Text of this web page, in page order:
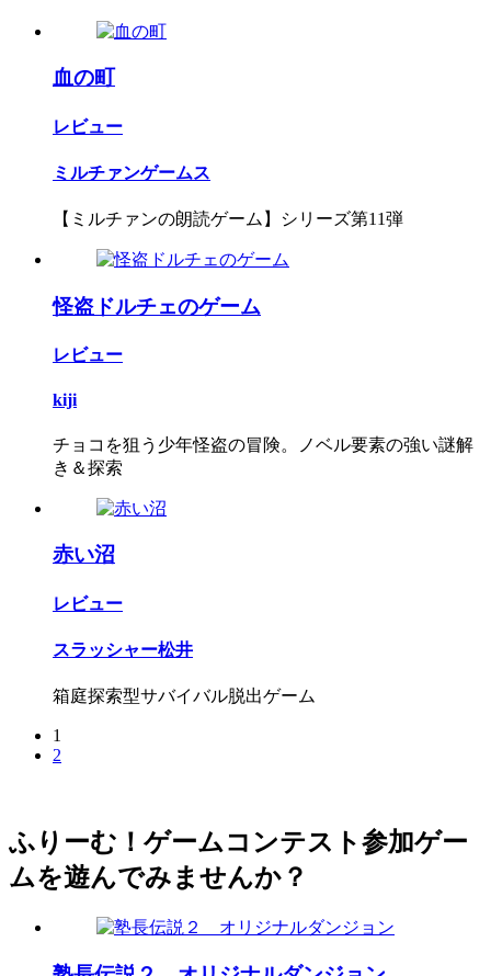
血の町
レビュー
ミルチァンゲームス
【ミルチァンの朗読ゲーム】シリーズ第11弾
怪盗ドルチェのゲーム
レビュー
kiji
チョコを狙う少年怪盗の冒険。ノベル要素の強い謎解
き＆探索
赤い沼
レビュー
スラッシャー松井
箱庭探索型サバイバル脱出ゲーム
1
2
ふりーむ！ゲームコンテスト参加ゲー
ムを遊んでみませんか？